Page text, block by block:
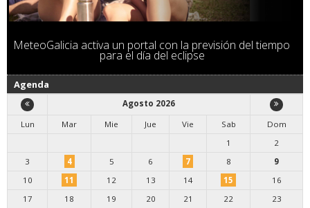
MeteoGalicia activa un portal con la previsión del tiempo
para el día del eclipse
Agenda
Agosto 2026
Lun
Mar Mie Jue Vie Sab
Dom
1
2
3
4 5 6 7 8
9
10
11 12 13 14 15
16
17
18 19 20 21 22 23